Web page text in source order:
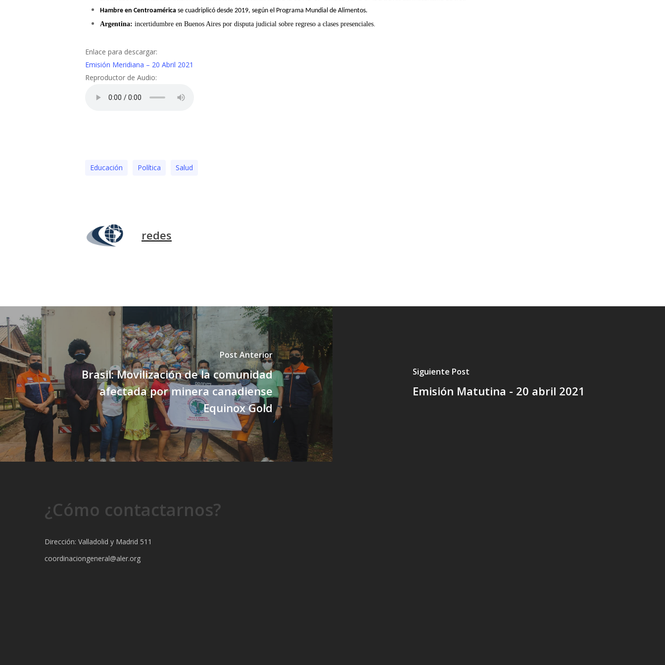
Hambre en Centroamérica se cuadriplicó desde 2019, según el Programa Mundial de Alimentos.
Argentina: incertidumbre en Buenos Aires por disputa judicial sobre regreso a clases presenciales.
Enlace para descargar:
Emisión Meridiana – 20 Abril 2021
Reproductor de Audio:
Educación Polí­tica Salud
redes
Post Anterior
Brasil: Movilización de la comunidad
afectada por minera canadiense
Equinox Gold
Siguiente Post
Emisión Matutina - 20 abril 2021
¿Cómo contactarnos?
Dirección: Valladolid y Madrid 511
coordinaciongeneral@aler.org